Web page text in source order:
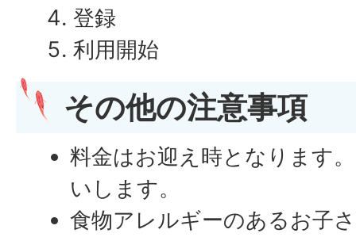
登録
利用開始
その他の注意事項
料金はお迎え時となります
いします。
食物アレルギーのあるお子